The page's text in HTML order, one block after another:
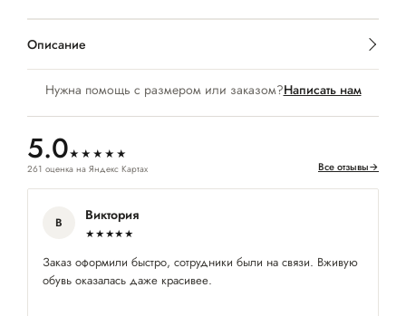
Нужна помощь с размером или заказом?Написать нам
5.0★★★★★
261 оценка на Яндекс Картах Все отзывы→
В Виктория
★★★★★
Заказ оформили быстро, сотрудники были на связи. Вживую
обувь оказалась даже красивее.
Описание